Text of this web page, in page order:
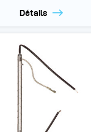
Détails